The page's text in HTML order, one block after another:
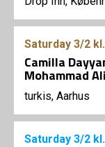
Saturday 3/2
Camilla
Mohammad
turkis, Aarhus
Saturday 3/2